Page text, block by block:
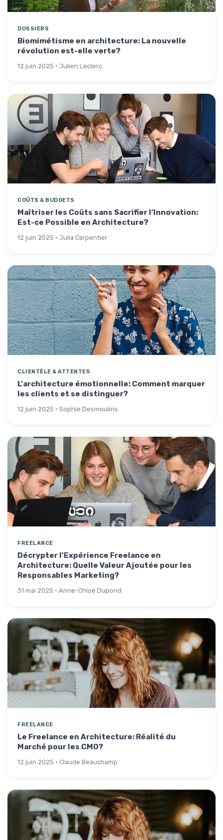
DOSSIERS
Biomimétisme en architecture: La nouvelle
révolution est-elle verte?
12 juin 2025 · Julien Leclerc
COÛTS & BUDGETS
Maîtriser les Coûts sans Sacrifier l’Innovation:
Est-ce Possible en Architecture?
12 juin 2025 · Julia Carpentier
CLIENTÈLE & ATTENTES
L'architecture émotionnelle: Comment marquer
les clients et se distinguer?
12 juin 2025 · Sophie Desmoulins
FREELANCE
Décrypter l'Expérience Freelance en
Architecture: Quelle Valeur Ajoutée pour les
Responsables Marketing?
31 mai 2025 · Anne-Chloé Dupond
FREELANCE
Le Freelance en Architecture: Réalité du
Marché pour les CMO?
12 juin 2025 · Claude Beauchamp